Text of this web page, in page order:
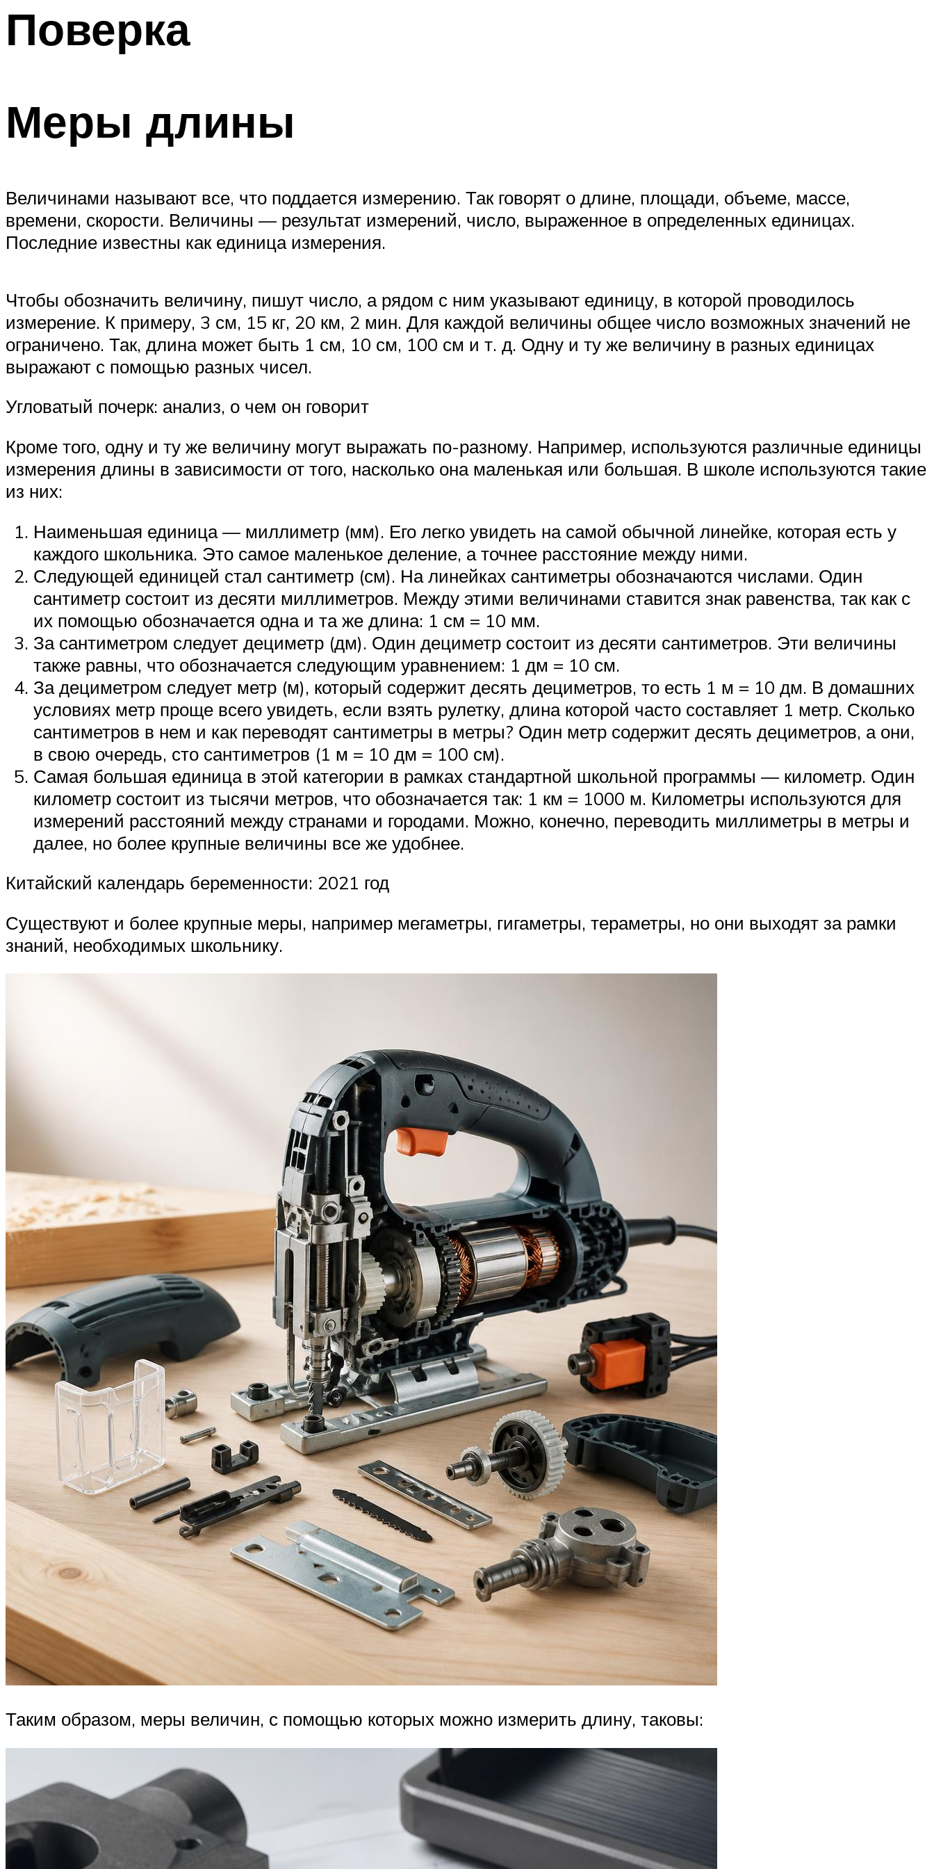
Поверка
Меры длины
Величинами называют все, что поддается измерению. Так говорят о длине, площади, объеме, массе,
времени, скорости. Величины — результат измерений, число, выраженное в определенных единицах.
Последние известны как единица измерения.
Чтобы обозначить величину, пишут число, а рядом с ним указывают единицу, в которой проводилось
измерение. К примеру, 3 см, 15 кг, 20 км, 2 мин. Для каждой величины общее число возможных значений не
ограничено. Так, длина может быть 1 см, 10 см, 100 см и т. д. Одну и ту же величину в разных единицах
выражают с помощью разных чисел.
Угловатый почерк: анализ, о чем он говорит
Кроме того, одну и ту же величину могут выражать по-разному. Например, используются различные единицы
измерения длины в зависимости от того, насколько она маленькая или большая. В школе используются такие
из них:
Наименьшая единица — миллиметр (мм). Его легко увидеть на самой обычной линейке, которая есть у
каждого школьника. Это самое маленькое деление, а точнее расстояние между ними.
Следующей единицей стал сантиметр (см). На линейках сантиметры обозначаются числами. Один
сантиметр состоит из десяти миллиметров. Между этими величинами ставится знак равенства, так как с
их помощью обозначается одна и та же длина: 1 см = 10 мм.
За сантиметром следует дециметр (дм). Один дециметр состоит из десяти сантиметров. Эти величины
также равны, что обозначается следующим уравнением: 1 дм = 10 см.
За дециметром следует метр (м), который содержит десять дециметров, то есть 1 м = 10 дм. В домашних
условиях метр проще всего увидеть, если взять рулетку, длина которой часто составляет 1 метр. Сколько
сантиметров в нем и как переводят сантиметры в метры? Один метр содержит десять дециметров, а они,
в свою очередь, сто сантиметров (1 м = 10 дм = 100 см).
Самая большая единица в этой категории в рамках стандартной школьной программы — километр. Один
километр состоит из тысячи метров, что обозначается так: 1 км = 1000 м. Километры используются для
измерений расстояний между странами и городами. Можно, конечно, переводить миллиметры в метры и
далее, но более крупные величины все же удобнее.
Китайский календарь беременности: 2021 год
Существуют и более крупные меры, например мегаметры, гигаметры, тераметры, но они выходят за рамки
знаний, необходимых школьнику.
Таким образом, меры величин, с помощью которых можно измерить длину, таковы: